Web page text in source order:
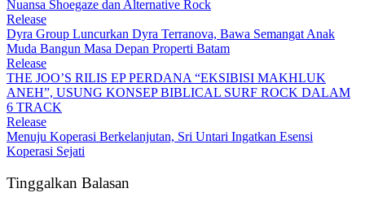
Nuansa Shoegaze dan Alternative Rock
Release
Dyra Group Luncurkan Dyra Terranova, Bawa Semangat Anak
Muda Bangun Masa Depan Properti Batam
Release
THE JOO’S RILIS EP PERDANA “EKSIBISI MAKHLUK
ANEH”, USUNG KONSEP BIBLICAL SURF ROCK DALAM
6 TRACK
Release
Menuju Koperasi Berkelanjutan, Sri Untari Ingatkan Esensi
Koperasi Sejati
Tinggalkan Balasan